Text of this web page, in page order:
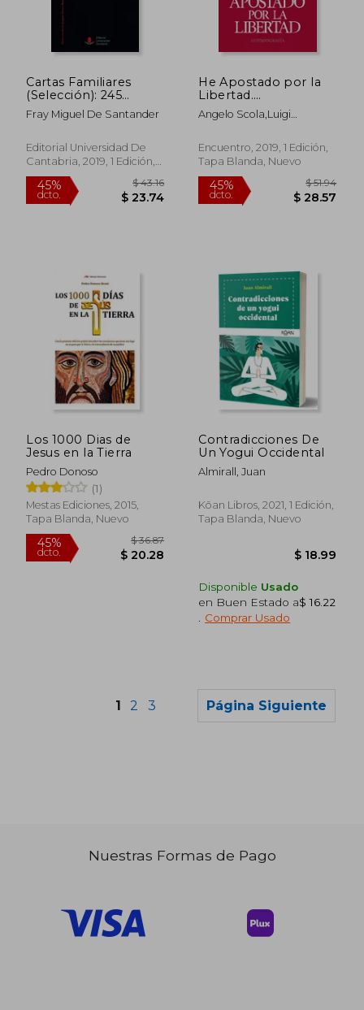
45%
dcto.
45%
dcto.
Cartas Familiares
(Selección): 245
(Difunde)
Fray Miguel De Santander
Editorial Universidad De
Cantabria, 2019, 1 Edición,
Tapa Blanda, Nuevo
He Apostado por la
Libertad.
Autobiografía
(100Xuno)
Angelo Scola,Luigi
Encuentro, 2019, 1 Edición,
Tapa Blanda, Nuevo
Los 1000 Dias de
Jesus en la Tierra
Pedro Donoso
(1)
Mestas Ediciones, 2015,
Tapa Blanda, Nuevo
Contradicciones De
Un Yogui Occidental
Almirall, Juan
Kōan Libros, 2021, 1 Edición,
Tapa Blanda, Nuevo
Disponible Usado
en Buen Estado a$ 16.22
Comprar Usado
1 2 3 Página Siguiente
Nuestras Formas de Pago